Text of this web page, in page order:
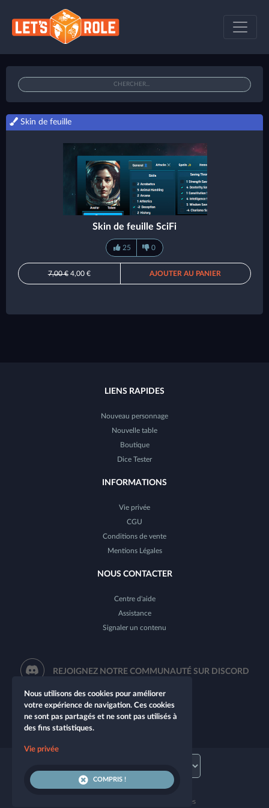
Skin de feuille
Skin de feuille SciFi
25 0
7,00 €4,00 € AJOUTER AU PANIER
LIENS RAPIDES
Nouveau personnage
Nouvelle table
Boutique
Dice Tester
INFORMATIONS
Vie privée
CGU
Conditions de vente
Mentions Légales
NOUS CONTACTER
Centre d'aide
Assistance
Signaler un contenu
REJOIGNEZ NOTRE COMMUNAUTÉ SUR DISCORD
© 2026 Let's Role. Tous droits réservés
Nous utilisons des cookies pour améliorer
votre expérience de navigation. Ces cookies
ne sont pas partagés et ne sont pas utilisés à
des fins statistiques.
Vie privée
COMPRIS !